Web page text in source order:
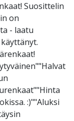
Suosittelin
on
- laatu
:)""Aluksi